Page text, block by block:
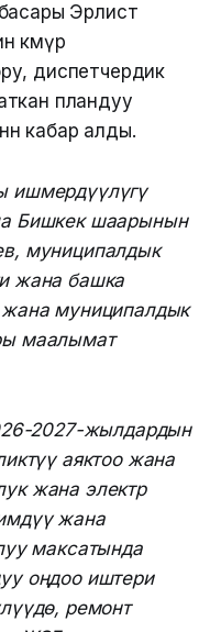
Эрлист
көмүр
диспетчердик
пландуу
кабар алды.
ишмердүүлүгү
Бишкек шаарынын
муниципалдык
жана башка
муниципалдык
маалымат
2027-жылдардын
аяктоо жана
жана электр
жана
максатында
оңдоо иштери
ремонт